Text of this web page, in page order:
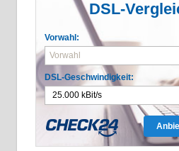
DSL-
Vorwahl:
DSL-Geschwindigkeit: